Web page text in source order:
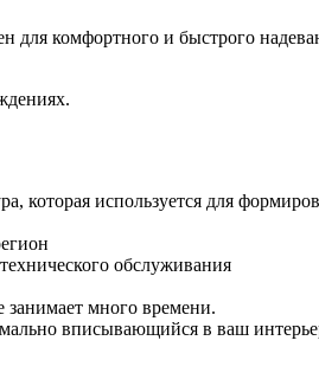
для комфортного и быстрого
которая используется для
обслуживания
занимает много времени.
вписывающийся в ваш